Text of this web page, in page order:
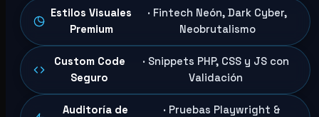
Estilos Visuales
Premium
· Fintech Neón, Dark Cyber,
Neobrutalismo
Custom Code
Seguro
· Snippets PHP, CSS y JS con
Validación
Auditoría de
· Pruebas Playwright &